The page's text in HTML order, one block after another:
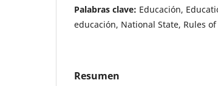
Palabras clave: Educación,
educación, National State, Rules
Resumen